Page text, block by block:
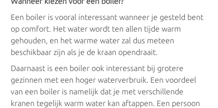
Een boiler is vooral interessant wanneer je gesteld bent
op comfort. Het water wordt ten allen tijde warm
gehouden, en het warme water zal dus meteen
beschikbaar zijn als je de kraan opendraait.
Daarnaast is een boiler ook interessant bij grotere
gezinnen met een hoger waterverbruik. Een voordeel
van een boiler is namelijk dat je met verschillende
kranen tegelijk warm water kan aftappen. Een persoon